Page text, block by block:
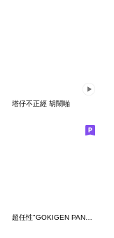
塔仔不正經 胡鬧啪